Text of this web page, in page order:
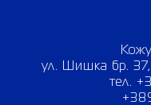
ул. Шишка бр.
тел.